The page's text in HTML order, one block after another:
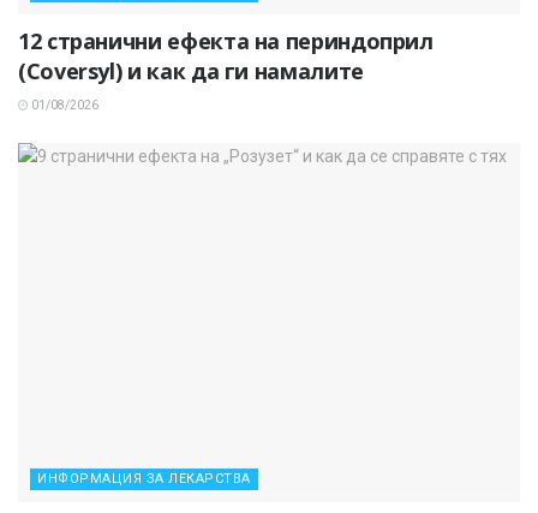
12 странични ефекта на периндоприл
(Coversyl) и как да ги намалите
01/08/2026
ИНФОРМАЦИЯ ЗА ЛЕКАРСТВА